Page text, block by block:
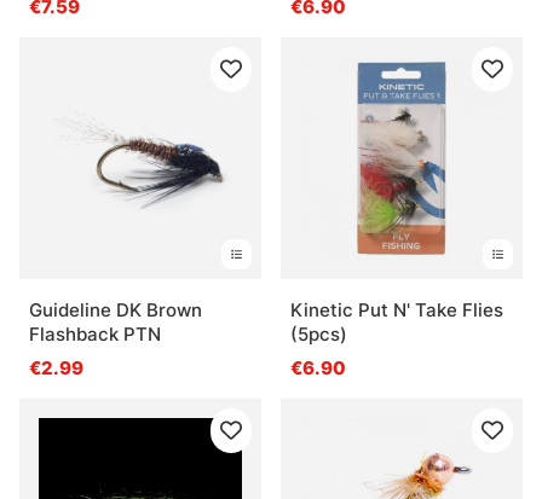
€7.59 €6.90
Guideline DK Brown
Flashback PTN
€2.99
Kinetic Put N' Take Flies
(5pcs)
€6.90